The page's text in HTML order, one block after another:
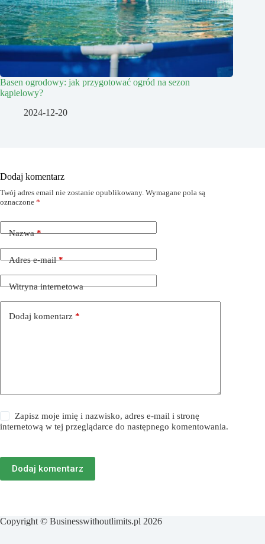
Basen ogrodowy: jak przygotować ogród na sezon
kąpielowy?
2024-12-20
Dodaj komentarz
Twój adres email nie zostanie opublikowany. Wymagane pola są
oznaczone *
Nazwa*
Adres e-mail*
Witryna internetowa
Dodaj komentarz *
Zapisz moje imię i nazwisko, adres e-mail i stronę
internetową w tej przeglądarce do następnego komentowania.
Dodaj komentarz
Copyright © Businesswithoutlimits.pl 2026